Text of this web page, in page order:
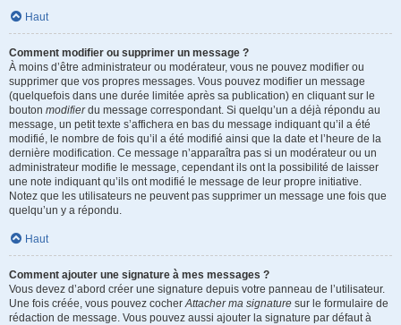
Haut
Comment modifier ou supprimer un message ?
À moins d’être administrateur ou modérateur, vous ne pouvez modifier ou
supprimer que vos propres messages. Vous pouvez modifier un message
(quelquefois dans une durée limitée après sa publication) en cliquant sur le
bouton modifierdu message correspondant. Si quelqu’un a déjà répondu au
message, un petit texte s’affichera en bas du message indiquant qu’il a été
modifié, le nombre de fois qu’il a été modifié ainsi que la date et l’heure de la
dernière modification. Ce message n’apparaîtra pas si un modérateur ou un
administrateur modifie le message, cependant ils ont la possibilité de laisser
une note indiquant qu’ils ont modifié le message de leur propre initiative.
Notez que les utilisateurs ne peuvent pas supprimer un message une fois que
quelqu’un y a répondu.
Haut
Comment ajouter une signature à mes messages ?
Vous devez d’abord créer une signature depuis votre panneau de l’utilisateur.
Une fois créée, vous pouvez cocherAttacher ma signature sur le formulaire de
rédaction de message. Vous pouvez aussi ajouter la signature par défaut à